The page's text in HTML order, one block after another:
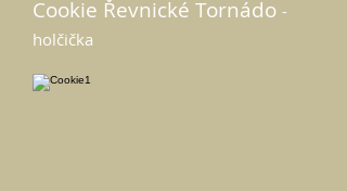
Cookie Řevnické Tornádo -
holčička